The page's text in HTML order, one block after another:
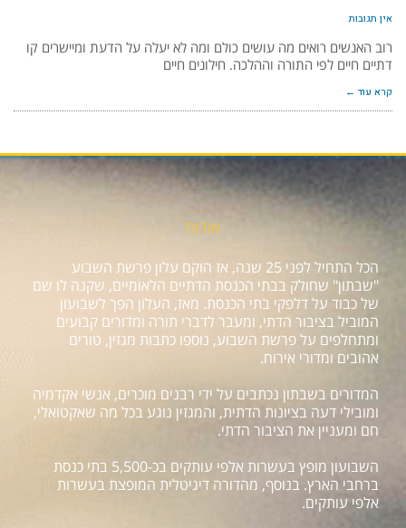
אין תגובות
רוב האנשים רואים מה עושים כולם ומה לא יעלה על הדעת ומיישרים קו
דתיים חיים לפי התורה וההלכה. חילונים חיים
קרא עוד ←
אודות
הכל התחיל לפני 25 שנה, אז הוקם עלון פרשת השבוע
"שבתון" שחולק בבתי הכנסת הדתיים הלאומיים, שקנה לו שם
של כבוד על דלפקי בתי הכנסת. מאז, העלון הפך לשבועון
המוביל בציבור הדתי, ומעבר לדברי תורה ומדורים קבועים
ומתחלפים על פרשת השבוע, נוספו כתבות מגזין, טורים
אהובים ומדורי אירוח.
המדורים בשבתון נכתבים על ידי רבנים מוכרים, אנשי אקדמיה
ומובילי דעה בציונות הדתית, והמגזין נוגע בכל מה שאקטואלי,
חם ומעניין את הציבור הדתי.
השבועון מופץ בעשרות אלפי עותקים בכ-5,500 בתי כנסת
ברחבי הארץ. בנוסף, מהדורה דיגיטלית המופצת בעשרות
אלפי עותקים.